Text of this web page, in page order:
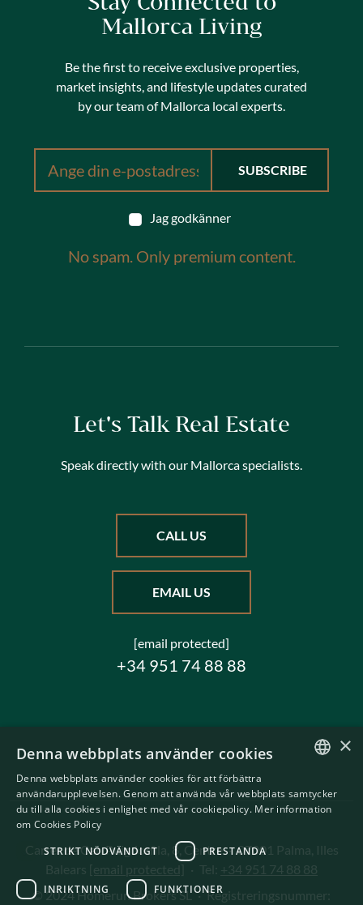
Mallorca Living
Be the first to receive exclusive properties,
market insights, and lifestyle updates curated
by our team of Mallorca local experts.
Jag godkänner
No spam. Only premium content.
Let's Talk Real Estate
Speak directly with our Mallorca specialists.
CALL US
EMAIL US
[email protected]
+34 951 74 88 88
Carrer de Can Puigdorfila, 8, Centre · 07001 Palma, Illes
Balears [email protected] · Tel: +34 951 74 88 88
© 2024 Homerun Brokers SL · Registreringsnummer:
ENGLISH
SWEDISH
×
Denna webbplats använder cookies
Denna webbplats använder cookies för att förbättra
användarupplevelsen. Genom att använda vår webbplats samtycker
du till alla cookies i enlighet med vår cookiepolicy. Mer information
om Cookies Policy
STRIKT NÖDVÄNDIGT
PRESTANDA
INRIKTNING FUNKTIONER